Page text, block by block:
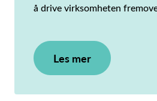
å drive virksomheten
Les mer